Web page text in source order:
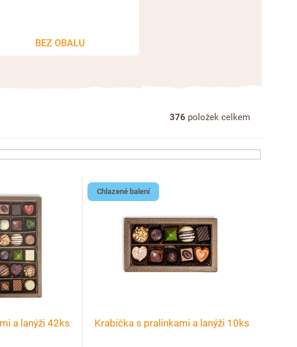
BEZ OBALU
376 položek celkem
a lanýži 42ks
Chlazené balení
Krabička s pralinkami a lanýži 10ks